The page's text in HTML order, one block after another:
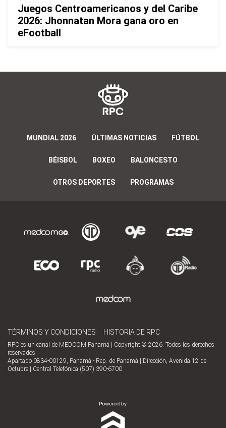
Juegos Centroamericanos y del Caribe
2026: Jhonnatan Mora gana oro en
eFootball
MUNDIAL 2026 ÚLTIMAS NOTICIAS FÚTBOL
BÉISBOL BOXEO BALONCESTO
OTROS DEPORTES PROGRAMAS
TÉRMINOS Y CONDICIONES HISTORIA DE RPC
RPC es un canal de MEDCOM Panamá | Copyright © 2026. Todos los derechos
reservados
Apartado 0834-00129, Panamá - Rep. de Panamá | Dirección, Avenida 12 de
Octubre | Central Telefónica (507) 390-6700